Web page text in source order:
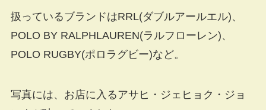
扱っているブランドはRRL(ダブルアールエル)、
POLO BY RALPHLAUREN(ラルフローレン)、
POLO RUGBY(ポロラグビー)など。
写真には、お店に入るアサヒ・ジェヒョク・ジョ